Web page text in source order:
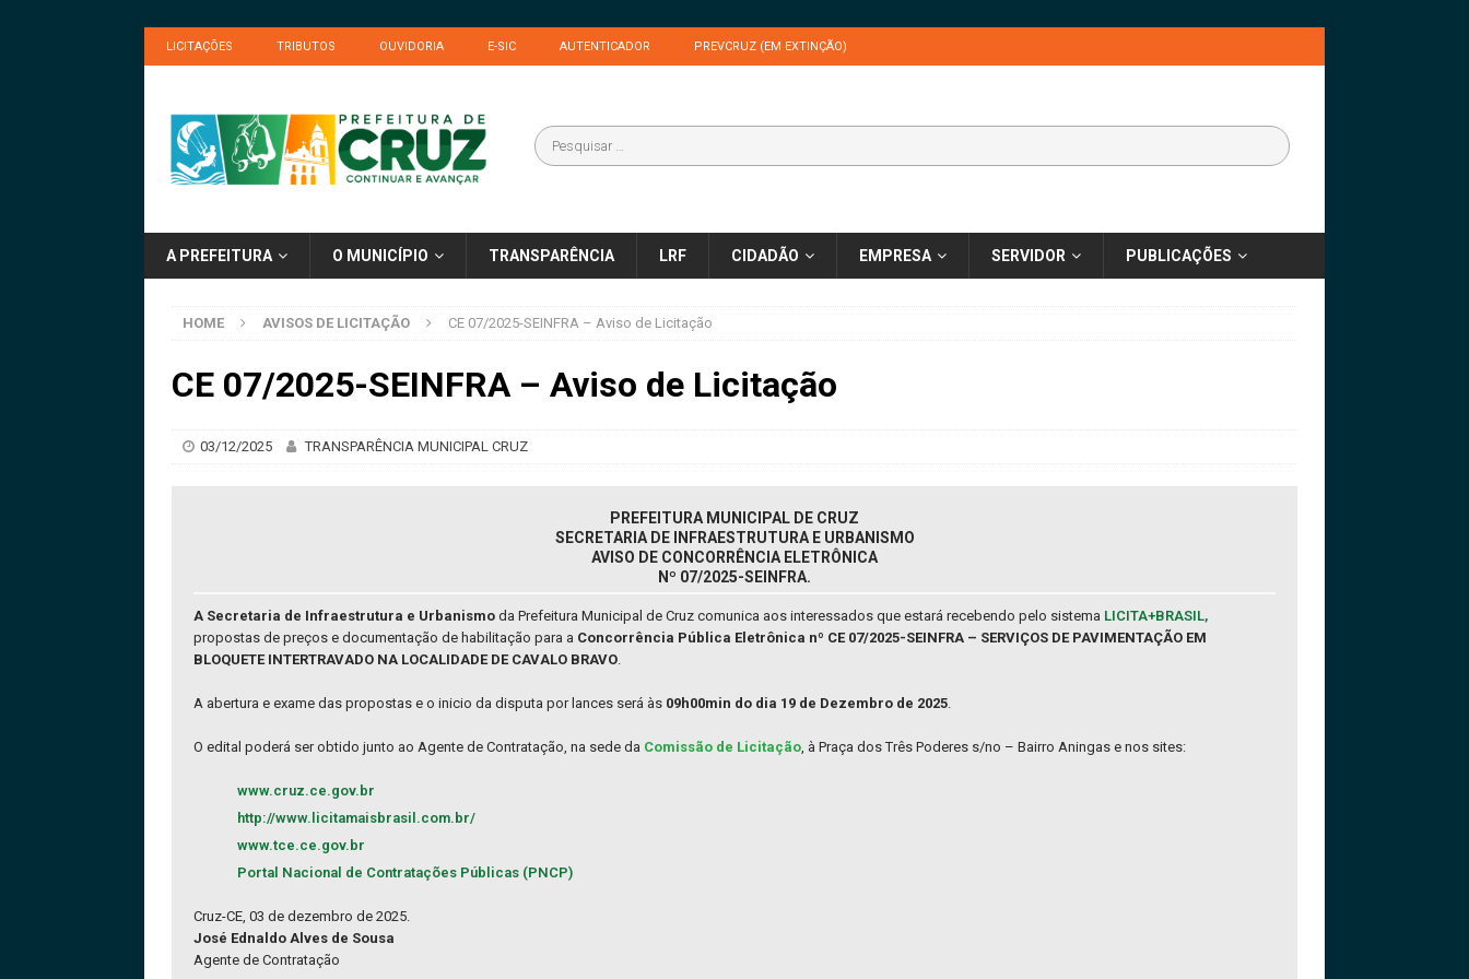
LICITAÇÕES TRIBUTOS OUVIDORIA E-SIC AUTENTICADOR PREVCRUZ (EM EXTINÇÃO)
A PREFEITURA O MUNICÍPIO TRANSPARÊNCIA LRF CIDADÃO EMPRESA SERVIDOR PUBLICAÇÕES
HOME AVISOS DE LICITAÇÃO CE 07/2025-SEINFRA – Aviso de Licitação
CE 07/2025-SEINFRA – Aviso de Licitação
03/12/2025 TRANSPARÊNCIA MUNICIPAL CRUZ
PREFEITURA MUNICIPAL DE CRUZ
SECRETARIA DE INFRAESTRUTURA E URBANISMO
AVISO DE CONCORRÊNCIA ELETRÔNICA
Nº 07/2025-SEINFRA.
A Secretaria de Infraestrutura e Urbanismo da Prefeitura Municipal de Cruz comunica aos interessados que estará recebendo pelo sistema LICITA+BRASIL,
propostas de preços e documentação de habilitação para a Concorrência Pública Eletrônica nº CE 07/2025-SEINFRA – SERVIÇOS DE PAVIMENTAÇÃO EM
BLOQUETE INTERTRAVADO NA LOCALIDADE DE CAVALO BRAVO.
A abertura e exame das propostas e o inicio da disputa por lances será às 09h00min do dia 19 de Dezembro de 2025.
O edital poderá ser obtido junto ao Agente de Contratação, na sede da Comissão de Licitação, à Praça dos Três Poderes s/no – Bairro Aningas e nos sites:
www.cruz.ce.gov.br
http://www.licitamaisbrasil.com.br/
www.tce.ce.gov.br
Portal Nacional de Contratações Públicas (PNCP)
Cruz-CE, 03 de dezembro de 2025.
José Ednaldo Alves de Sousa
Agente de Contratação